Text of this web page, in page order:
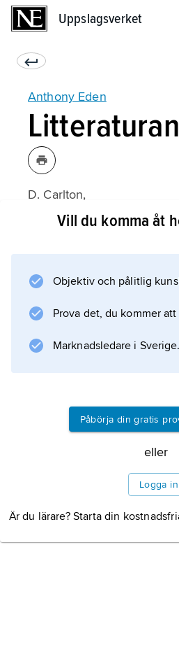
Uppslagsverket
Anthony Eden
D. Carlton,
Anthony Eden
Vill du komma åt
Objektiv och pålitlig
Prova det, du kommer
Marknadsledare i Sverige.
Påbörja din gratis
eller
Logga in
Är du lärare? Starta din